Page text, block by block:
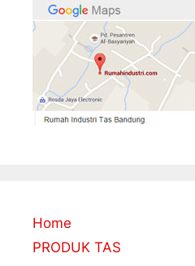
Home
PRODUK TAS